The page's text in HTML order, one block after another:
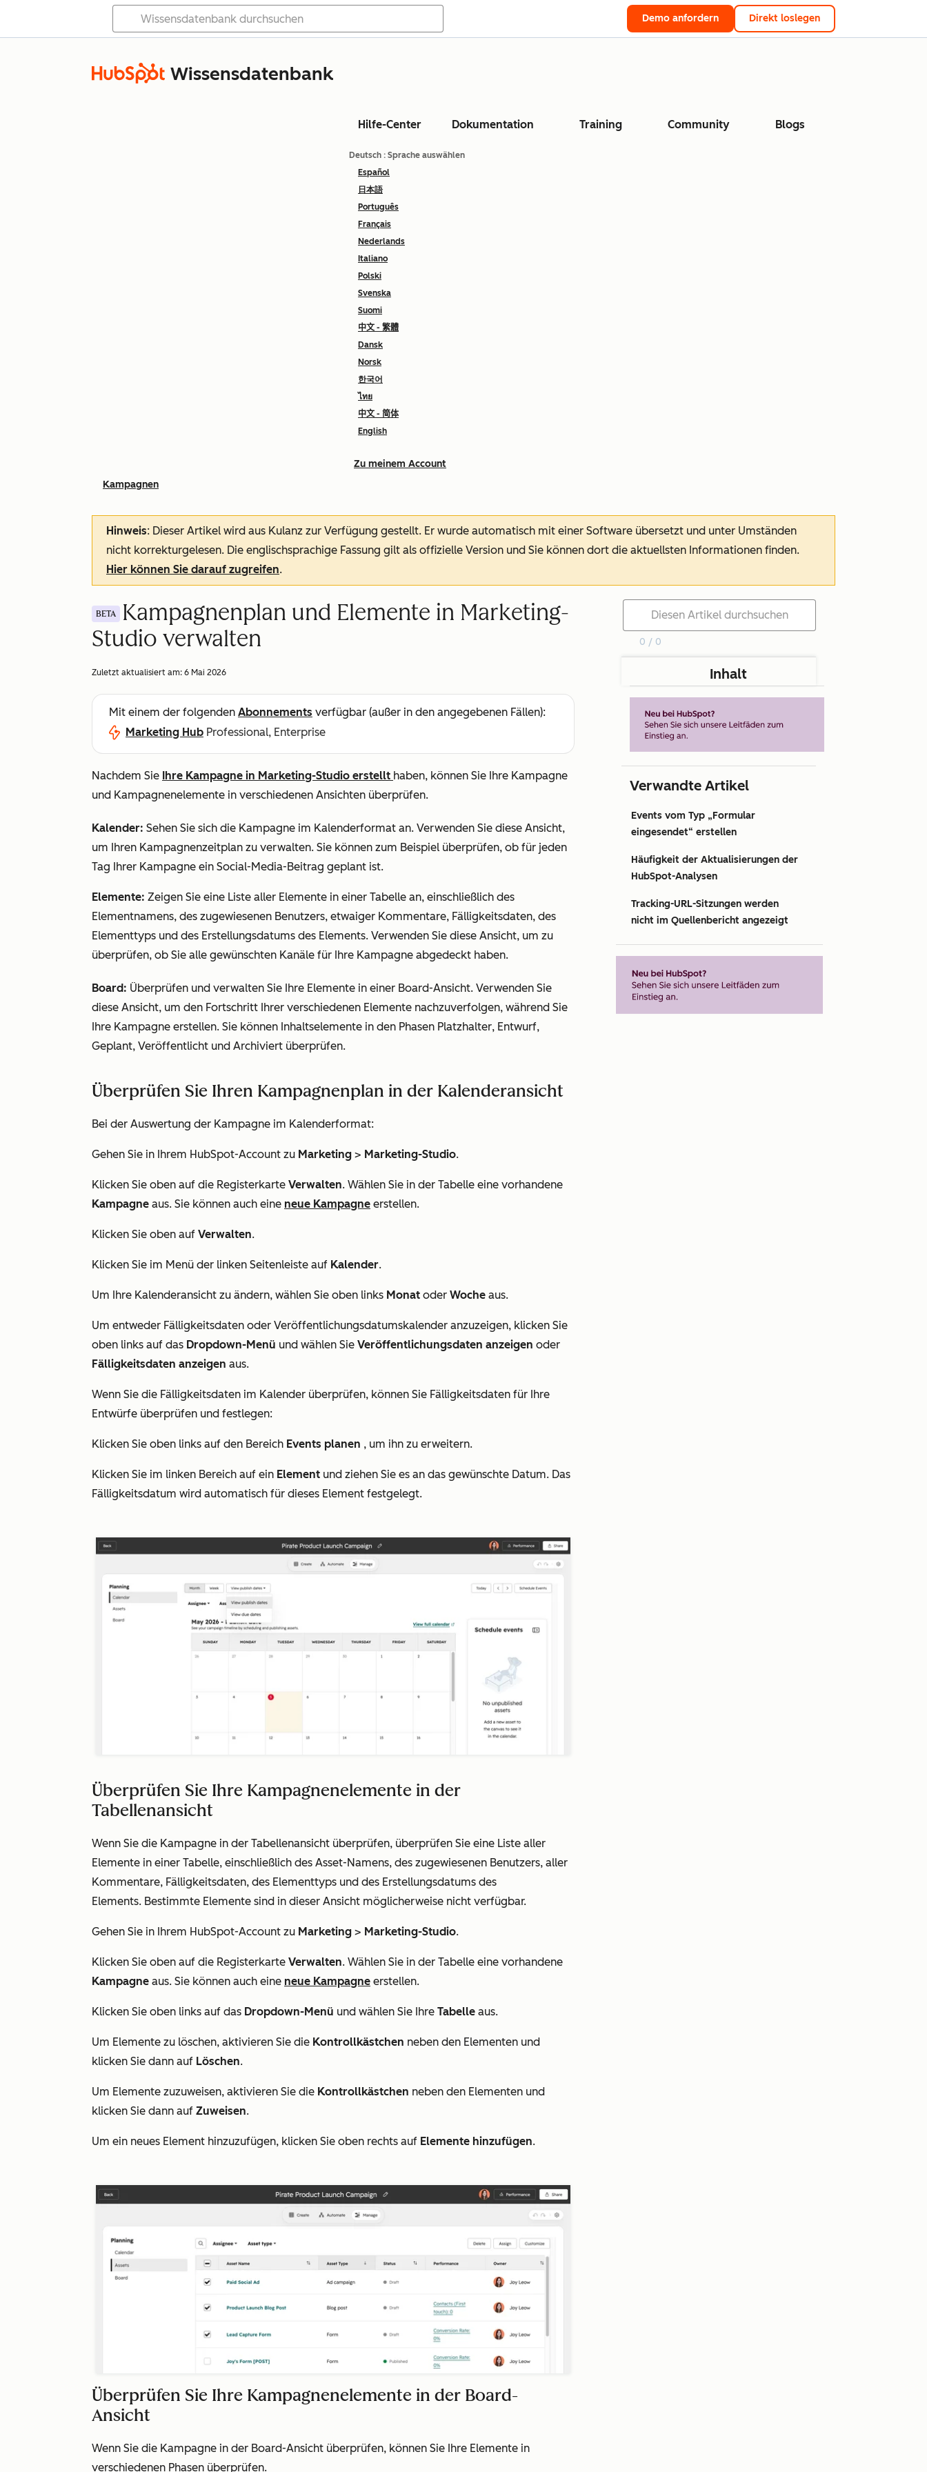
Demo anfordern Direkt loslegen
Wissensdatenbank
Hilfe-Center Dokumentation Training Community Blogs
Deutsch : Sprache auswählen
Español
日本語
Português
Français
Nederlands
Italiano
Polski
Svenska
Suomi
中文 - 繁體
Dansk
Norsk
한국어
ไทย
中文 - 简体
English
Zu meinem Account
Kampagnen
Hinweis: Dieser Artikel wird aus Kulanz zur Verfügung gestellt. Er wurde automatisch mit einer Software übersetzt und unter Umständen
nicht korrekturgelesen. Die englischsprachige Fassung gilt als offizielle Version und Sie können dort die aktuellsten Informationen finden.
Hier können Sie darauf zugreifen.
BETA
Kampagnenplan und Elemente in Marketing-
Studio verwalten
Zuletzt aktualisiert am: 6 Mai 2026
Mit einem der folgenden Abonnements verfügbar (außer in den angegebenen Fällen):
Marketing Hub Professional, Enterprise
Nachdem Sie Ihre Kampagne in Marketing-Studio erstellt haben, können Sie Ihre Kampagne
und Kampagnenelemente in verschiedenen Ansichten überprüfen.
Kalender: Sehen Sie sich die Kampagne im Kalenderformat an. Verwenden Sie diese Ansicht,
um Ihren Kampagnenzeitplan zu verwalten. Sie können zum Beispiel überprüfen, ob für jeden
Tag Ihrer Kampagne ein Social-Media-Beitrag geplant ist.
Elemente: Zeigen Sie eine Liste aller Elemente in einer Tabelle an, einschließlich des
Elementnamens, des zugewiesenen Benutzers, etwaiger Kommentare, Fälligkeitsdaten, des
Elementtyps und des Erstellungsdatums des Elements. Verwenden Sie diese Ansicht, um zu
überprüfen, ob Sie alle gewünschten Kanäle für Ihre Kampagne abgedeckt haben.
Board: Überprüfen und verwalten Sie Ihre Elemente in einer Board-Ansicht. Verwenden Sie
diese Ansicht, um den Fortschritt Ihrer verschiedenen Elemente nachzuverfolgen, während Sie
Ihre Kampagne erstellen. Sie können Inhaltselemente in den Phasen Platzhalter, Entwurf,
Geplant, Veröffentlicht und Archiviert überprüfen.
Überprüfen Sie Ihren Kampagnenplan in der Kalenderansicht
Bei der Auswertung der Kampagne im Kalenderformat:
Gehen Sie in Ihrem HubSpot-Account zu Marketing > Marketing-Studio.
Klicken Sie oben auf die Registerkarte Verwalten. Wählen Sie in der Tabelle eine vorhandene
Kampagne aus. Sie können auch eine neue Kampagne erstellen.
Klicken Sie oben auf Verwalten.
Klicken Sie im Menü der linken Seitenleiste auf Kalender.
Um Ihre Kalenderansicht zu ändern, wählen Sie oben links Monat oder Woche aus.
Um entweder Fälligkeitsdaten oder Veröffentlichungsdatumskalender anzuzeigen, klicken Sie
oben links auf das Dropdown-Menü und wählen Sie Veröffentlichungsdaten anzeigen oder
Fälligkeitsdaten anzeigen aus.
Wenn Sie die Fälligkeitsdaten im Kalender überprüfen, können Sie Fälligkeitsdaten für Ihre
Entwürfe überprüfen und festlegen:
Klicken Sie oben links auf den Bereich Events planen , um ihn zu erweitern.
Klicken Sie im linken Bereich auf ein Element und ziehen Sie es an das gewünschte Datum. Das
Fälligkeitsdatum wird automatisch für dieses Element festgelegt.
Überprüfen Sie Ihre Kampagnenelemente in der
Tabellenansicht
Wenn Sie die Kampagne in der Tabellenansicht überprüfen, überprüfen Sie eine Liste aller
Elemente in einer Tabelle, einschließlich des Asset-Namens, des zugewiesenen Benutzers, aller
Kommentare, Fälligkeitsdaten, des Elementtyps und des Erstellungsdatums des
Elements. Bestimmte Elemente sind in dieser Ansicht möglicherweise nicht verfügbar.
Gehen Sie in Ihrem HubSpot-Account zu Marketing > Marketing-Studio.
Klicken Sie oben auf die Registerkarte Verwalten. Wählen Sie in der Tabelle eine vorhandene
Kampagne aus. Sie können auch eine neue Kampagne erstellen.
Klicken Sie oben links auf das Dropdown-Menü und wählen Sie Ihre Tabelle aus.
Um Elemente zu löschen, aktivieren Sie die Kontrollkästchen neben den Elementen und
klicken Sie dann auf Löschen.
Um Elemente zuzuweisen, aktivieren Sie die Kontrollkästchen neben den Elementen und
klicken Sie dann auf Zuweisen.
Um ein neues Element hinzuzufügen, klicken Sie oben rechts auf Elemente hinzufügen.
Überprüfen Sie Ihre Kampagnenelemente in der Board-
Ansicht
Wenn Sie die Kampagne in der Board-Ansicht überprüfen, können Sie Ihre Elemente in
verschiedenen Phasen überprüfen.
0 / 0
Inhalt
Verwandte Artikel
Events vom Typ „Formular
eingesendet“ erstellen
Häufigkeit der Aktualisierungen der
HubSpot-Analysen
Tracking-URL-Sitzungen werden
nicht im Quellenbericht angezeigt